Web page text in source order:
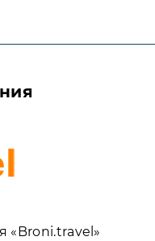
«Broni.travel»